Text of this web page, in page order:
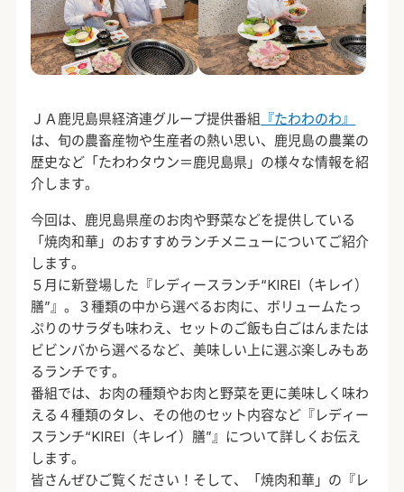
ＪＡ鹿児島県経済連グループ提供番組 『たわわのわ』
は、旬の農畜産物や生産者の熱い思い、鹿児島の農業の
歴史など「たわわタウン＝鹿児島県」の様々な情報を紹
介します。
今回は、鹿児島県産のお肉や野菜などを提供している
「焼肉和華」のおすすめランチメニューについてご紹介
します。
５月に新登場した『レディースランチ“KIREI（キレイ）
膳”』。３種類の中から選べるお肉に、ボリュームたっ
ぷりのサラダも味わえ、セットのご飯も白ごはんまたは
ビビンバから選べるなど、美味しい上に選ぶ楽しみもあ
るランチです。
番組では、お肉の種類やお肉と野菜を更に美味しく味わ
える４種類のタレ、その他のセット内容など『レディー
スランチ“KIREI（キレイ）膳”』について詳しくお伝え
します。
皆さんぜひご覧ください！そして、「焼肉和華」の『レ